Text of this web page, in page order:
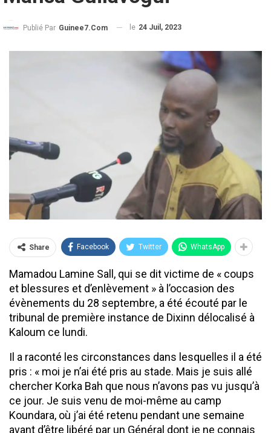
Publié Par Guinee7.com le 24 Juil, 2023
Share Facebook Twitter WhatsApp
Mamadou Lamine Sall, qui se dit victime de « coups
et blessures et d’enlèvement » à l’occasion des
évènements du 28 septembre, a été écouté par le
tribunal de première instance de Dixinn délocalisé à
Kaloum ce lundi.
Il a raconté les circonstances dans lesquelles il a été
pris : « moi je n’ai été pris au stade. Mais je suis allé
chercher Korka Bah que nous n’avons pas vu jusqu’à
ce jour. Je suis venu de moi-même au camp
Koundara, où j’ai été retenu pendant une semaine
avant d’être libéré par un Général dont je ne connais